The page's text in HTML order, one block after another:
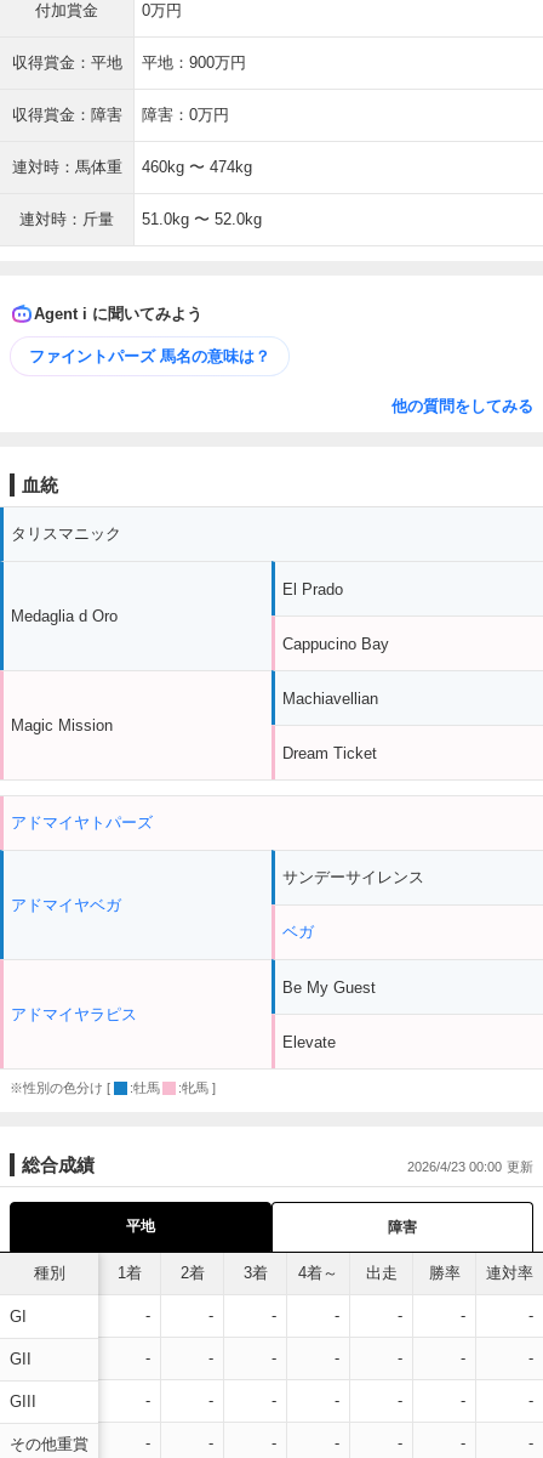
付加賞金 0万円
収得賞金：平地 平地：900万円
収得賞金：障害 障害：0万円
連対時：馬体重 460kg 〜 474kg
連対時：斤量 51.0kg 〜 52.0kg
Agent i に聞いてみよう
ファイントパーズ 馬名の意味は？
他の質問をしてみる
血統
タリスマニック
Medaglia d Oro
Magic Mission
El Prado
Cappucino Bay
Machiavellian
Dream Ticket
アドマイヤトパーズ
アドマイヤベガ
アドマイヤラピス
サンデーサイレンス
ベガ
Be My Guest
Elevate
※性別の色分け [ :牡馬 :牝馬 ]
総合成績 2026/4/23 00:00
平地 障害
種別
GI
GII
GIII
その他重賞
1着 2着 3着 4着～ 出走 勝率 連対率
- - - - - - -
- - - - - - -
- - - - - - -
- - - - - - -